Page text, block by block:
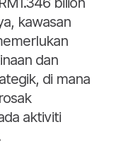
kawasan
dan
di mana
aktiviti